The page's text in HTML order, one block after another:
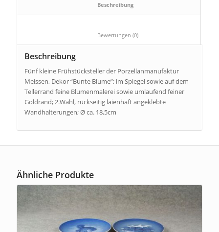
						Beschreibung
						Bewertungen (0)
Beschreibung
Fünf kleine Frühstücksteller der Porzellanmanufaktur
Meissen, Dekor “Bunte Blume”; im Spiegel sowie auf dem
Tellerrand feine Blumenmalerei sowie umlaufend feiner
Goldrand; 2.Wahl, rückseitig laienhaft angeklebte
Wandhalterungen; Ø ca. 18,5cm
Ähnliche Produkte